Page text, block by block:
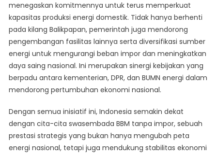
menegaskan komitmennya untuk terus memperkuat
kapasitas produksi energi domestik. Tidak hanya berhenti
pada kilang Balikpapan, pemerintah juga mendorong
pengembangan fasilitas lainnya serta diversifikasi sumber
energi untuk mengurangi beban impor dan meningkatkan
daya saing nasional. Ini merupakan sinergi kebijakan yang
berpadu antara kementerian, DPR, dan BUMN energi dalam
mendorong pertumbuhan ekonomi nasional.
Dengan semua inisiatif ini, Indonesia semakin dekat
dengan cita-cita swasembada BBM tanpa impor, sebuah
prestasi strategis yang bukan hanya mengubah peta
energi nasional, tetapi juga mendukung stabilitas ekonomi